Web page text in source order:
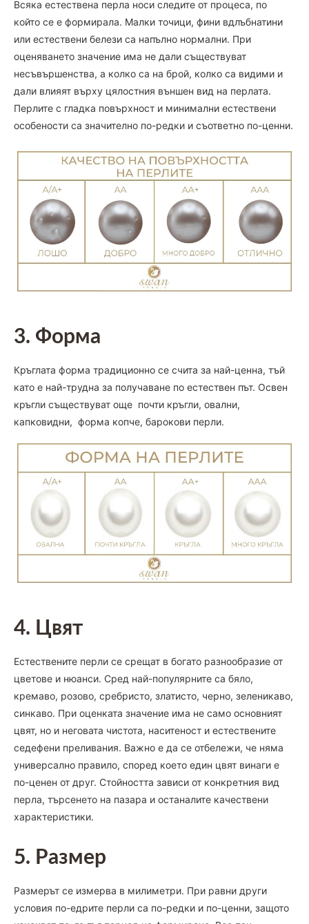
Всяка естествена перла носи следите от процеса, по
който се е формирала. Малки точици, фини вдлъбнатини
или естествени белези са напълно нормални. При
оценяването значение има не дали съществуват
несъвършенства, а колко са на брой, колко са видими и
дали влияят върху цялостния външен вид на перлата.
Перлите с гладка повърхност и минимални естествени
особености са значително по-редки и съответно по-ценни.
3. Форма
Кръглата форма традиционно се счита за най-ценна, тъй
като е най-трудна за получаване по естествен път. Освен
кръгли съществуват още почти кръгли, овални,
капковидни, форма копче, барокови перли.
4. Цвят
Естествените перли се срещат в богато разнообразие от
цветове и нюанси. Сред най-популярните са бяло,
кремаво, розово, сребристо, златисто, черно, зеленикаво,
синкаво. При оценката значение има не само основният
цвят, но и неговата чистота, наситеност и естествените
седефени преливания. Важно е да се отбележи, че няма
универсално правило, според което един цвят винаги е
по-ценен от друг. Стойността зависи от конкретния вид
перла, търсенето на пазара и останалите качествени
характеристики.
5. Размер
Размерът се измерва в милиметри. При равни други
условия по-едрите перли са по-редки и по-ценни, защото